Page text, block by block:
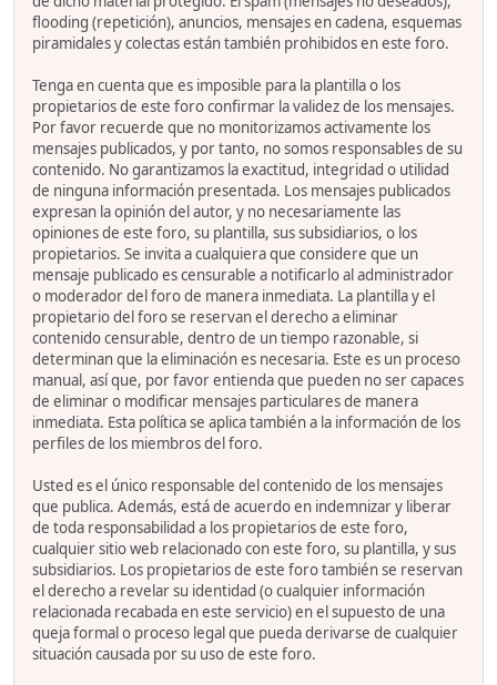
flooding (repetición), anuncios, mensajes en cadena, esquemas
piramidales y colectas están también prohibidos en este foro.
Tenga en cuenta que es imposible para la plantilla o los
propietarios de este foro confirmar la validez de los mensajes.
Por favor recuerde que no monitorizamos activamente los
mensajes publicados, y por tanto, no somos responsables de su
contenido. No garantizamos la exactitud, integridad o utilidad
de ninguna información presentada. Los mensajes publicados
expresan la opinión del autor, y no necesariamente las
opiniones de este foro, su plantilla, sus subsidiarios, o los
propietarios. Se invita a cualquiera que considere que un
mensaje publicado es censurable a notificarlo al administrador
o moderador del foro de manera inmediata. La plantilla y el
propietario del foro se reservan el derecho a eliminar
contenido censurable, dentro de un tiempo razonable, si
determinan que la eliminación es necesaria. Este es un proceso
manual, así que, por favor entienda que pueden no ser capaces
de eliminar o modificar mensajes particulares de manera
inmediata. Esta política se aplica también a la información de los
perfiles de los miembros del foro.
Usted es el único responsable del contenido de los mensajes
que publica. Además, está de acuerdo en indemnizar y liberar
de toda responsabilidad a los propietarios de este foro,
cualquier sitio web relacionado con este foro, su plantilla, y sus
subsidiarios. Los propietarios de este foro también se reservan
el derecho a revelar su identidad (o cualquier información
relacionada recabada en este servicio) en el supuesto de una
queja formal o proceso legal que pueda derivarse de cualquier
situación causada por su uso de este foro.